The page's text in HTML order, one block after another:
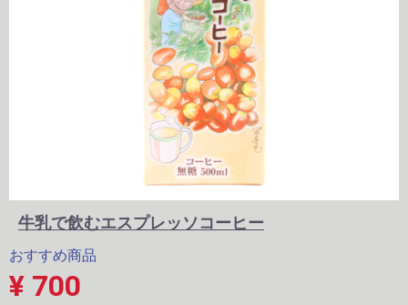
牛乳で飲むエスプレッソコーヒー
おすすめ商品
¥ 700